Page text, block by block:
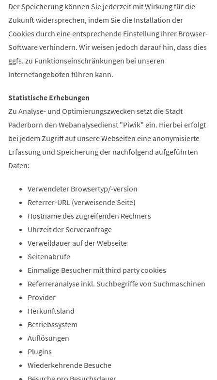
Der Speicherung können Sie jederzeit mit Wirkung für die
Zukunft widersprechen, indem Sie die Installation der
Cookies durch eine entsprechende Einstellung Ihrer Browser-
Software verhindern. Wir weisen jedoch darauf hin, dass dies
ggfs. zu Funktionseinschränkungen bei unseren
Internetangeboten führen kann.
Statistische Erhebungen
Zu Analyse- und Optimierungszwecken setzt die Stadt
Paderborn den Webanalysedienst "Piwik" ein. Hierbei erfolgt
bei jedem Zugriff auf unsere Webseiten eine anonymisierte
Erfassung und Speicherung der nachfolgend aufgeführten
Daten:
Verwendeter Browsertyp/-version
Referrer-URL (verweisende Seite)
Hostname des zugreifenden Rechners
Uhrzeit der Serveranfrage
Verweildauer auf der Webseite
Seitenabrufe
Einmalige Besucher mit third party cookies
Referreranalyse inkl. Suchbegriffe von Suchmaschinen
Provider
Herkunftsland
Betriebssystem
Auflösungen
Plugins
Wiederkehrende Besuche